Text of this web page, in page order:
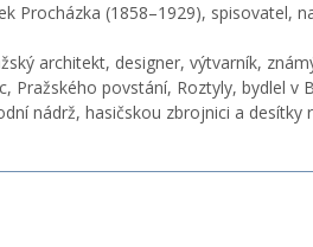
Procházka (1858–1929), spisovatel,
architekt, designer, výtvarník,
Pražského povstání, Roztyly, bydlel v
nádrž, hasičskou zbrojnici a desítky